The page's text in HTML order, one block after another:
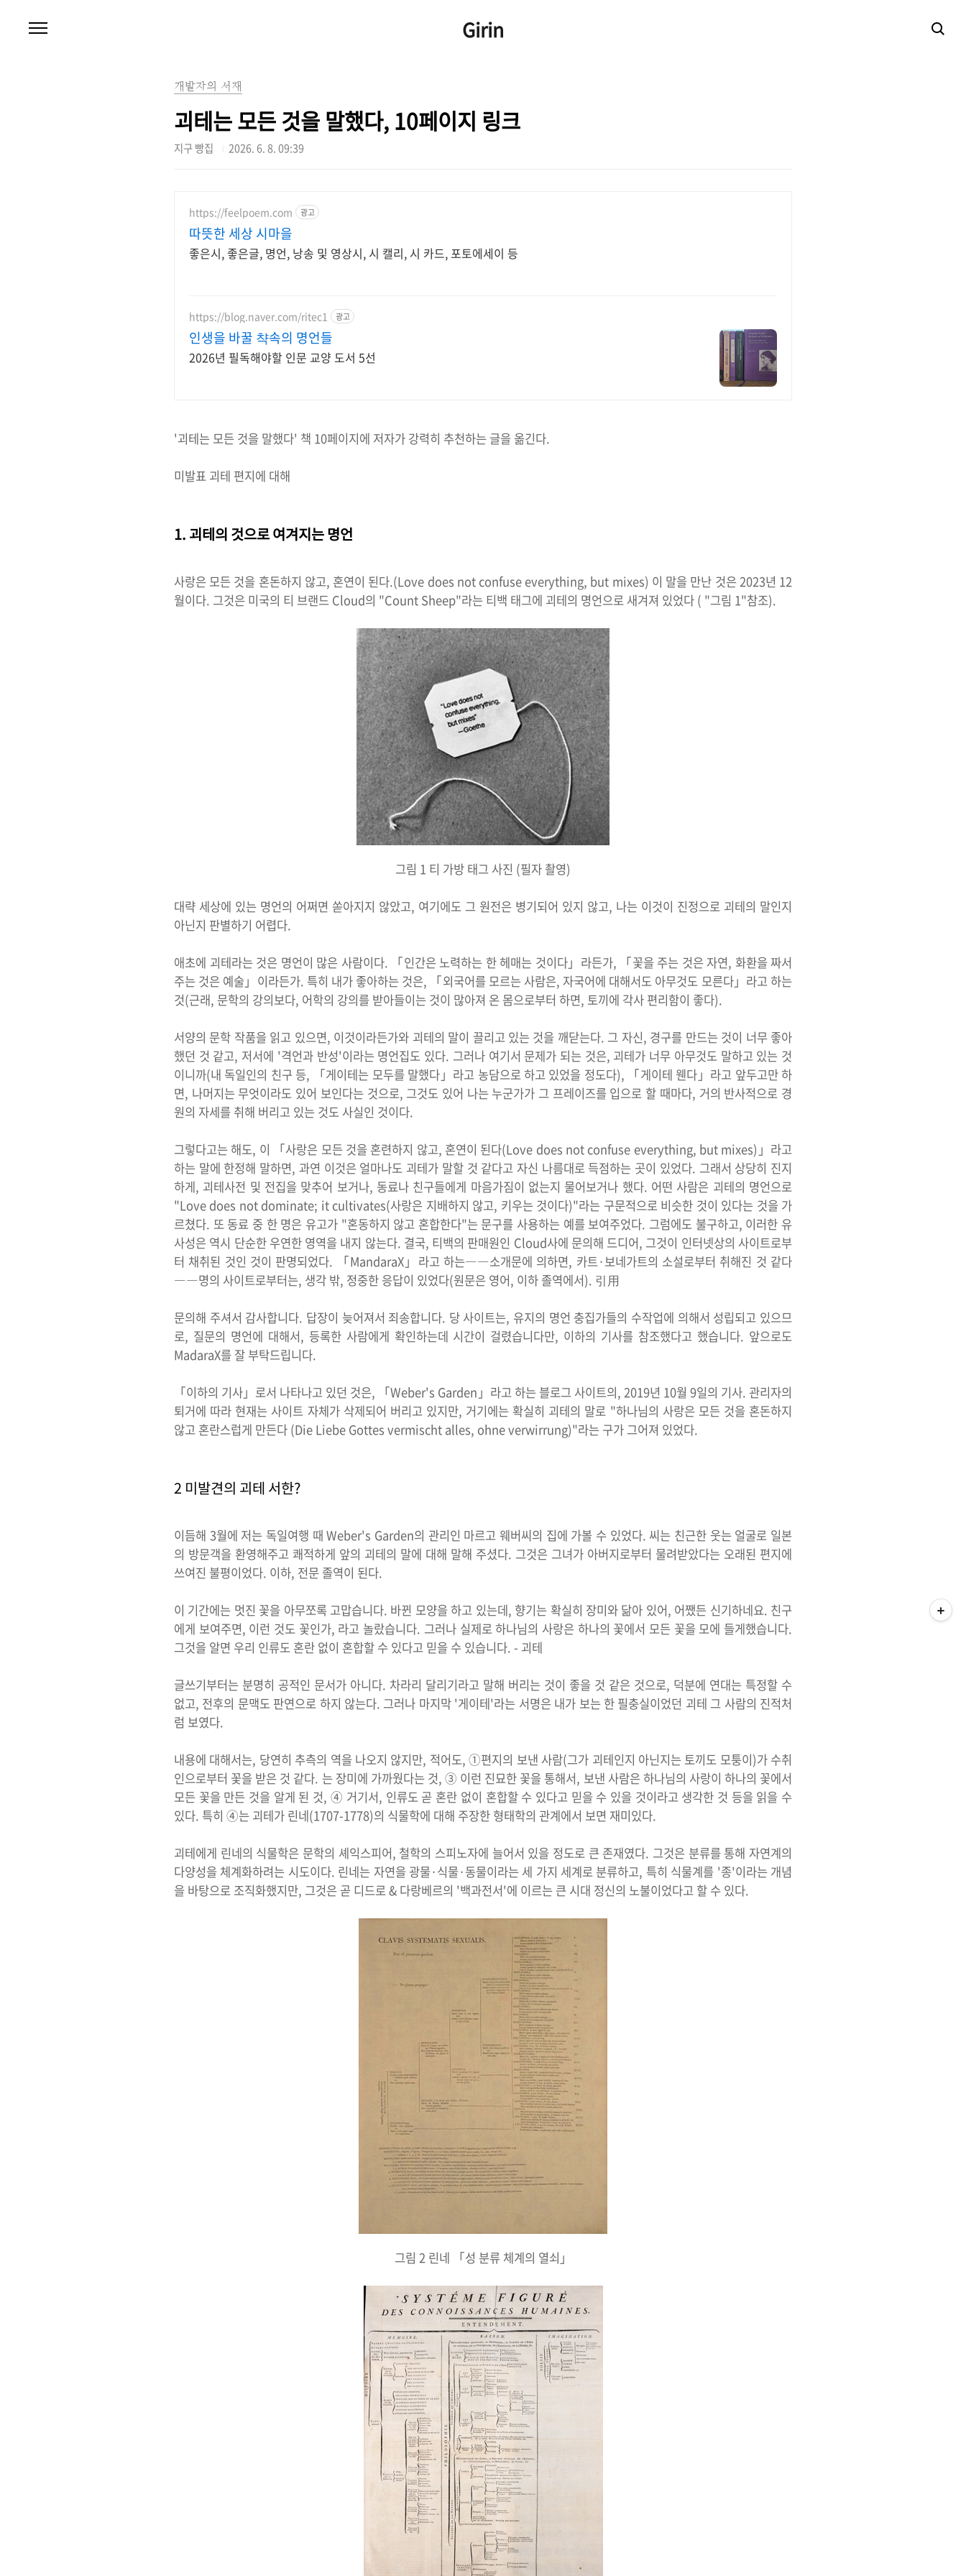
Girin
개발자의 서재
괴테는 모든 것을 말했다, 10페이지 링크
지구 빵집 2026. 6. 8. 09:39
https://feelpoem.com 광고
따뜻한 세상 시마을
좋은시, 좋은글, 명언, 낭송 및 영상시, 시 캘리, 시 카드, 포토에세이 등
https://blog.naver.com/ritec1 광고
인생을 바꿀 챡속의 명언들
2026년 필독해야할 인문 교양 도서 5선
'괴테는 모든 것을 말했다' 책 10페이지에 저자가 강력히 추천하는 글을 옮긴다.
미발표 괴테 편지에 대해
1. 괴테의 것으로 여겨지는 명언
사랑은 모든 것을 혼돈하지 않고, 혼연이 된다.(Love does not confuse everything, but mixes) 이 말을 만난 것은 2023년 12
월이다. 그것은 미국의 티 브랜드 Cloud의 "Count Sheep"라는 티백 태그에 괴테의 명언으로 새겨져 있었다 ( "그림 1"참조).
그림 1 티 가방 태그 사진 (필자 촬영)
대략 세상에 있는 명언의 어쩌면 쏟아지지 않았고, 여기에도 그 원전은 병기되어 있지 않고, 나는 이것이 진정으로 괴테의 말인지
아닌지 판별하기 어렵다.
애초에 괴테라는 것은 명언이 많은 사람이다. 「인간은 노력하는 한 헤매는 것이다」라든가, 「꽃을 주는 것은 자연, 화환을 짜서
주는 것은 예술」이라든가. 특히 내가 좋아하는 것은, 「외국어를 모르는 사람은, 자국어에 대해서도 아무것도 모른다」라고 하는
것(근래, 문학의 강의보다, 어학의 강의를 받아들이는 것이 많아져 온 몸으로부터 하면, 토끼에 각사 편리함이 좋다).
서양의 문학 작품을 읽고 있으면, 이것이라든가와 괴테의 말이 끌리고 있는 것을 깨닫는다. 그 자신, 경구를 만드는 것이 너무 좋아
했던 것 같고, 저서에 '격언과 반성'이라는 명언집도 있다. 그러나 여기서 문제가 되는 것은, 괴테가 너무 아무것도 말하고 있는 것
이니까(내 독일인의 친구 등, 「게이테는 모두를 말했다」라고 농담으로 하고 있었을 정도다), 「게이테 웬다」라고 앞두고만 하
면, 나머지는 무엇이라도 있어 보인다는 것으로, 그것도 있어 나는 누군가가 그 프레이즈를 입으로 할 때마다, 거의 반사적으로 경
원의 자세를 취해 버리고 있는 것도 사실인 것이다.
그렇다고는 해도, 이 「사랑은 모든 것을 혼련하지 않고, 혼연이 된다(Love does not confuse everything, but mixes)」라고
하는 말에 한정해 말하면, 과연 이것은 얼마나도 괴테가 말할 것 같다고 자신 나름대로 득점하는 곳이 있었다. 그래서 상당히 진지
하게, 괴테사전 및 전집을 맞추어 보거나, 동료나 친구들에게 마음가짐이 없는지 물어보거나 했다. 어떤 사람은 괴테의 명언으로
"Love does not dominate; it cultivates(사랑은 지배하지 않고, 키우는 것이다)"라는 구문적으로 비슷한 것이 있다는 것을 가
르쳤다. 또 동료 중 한 명은 유고가 "혼동하지 않고 혼합한다"는 문구를 사용하는 예를 보여주었다. 그럼에도 불구하고, 이러한 유
사성은 역시 단순한 우연한 영역을 내지 않는다. 결국, 티백의 판매원인 Cloud사에 문의해 드디어, 그것이 인터넷상의 사이트로부
터 채취된 것인 것이 판명되었다. 「MandaraX」라고 하는――소개문에 의하면, 카트·보네가트의 소설로부터 취해진 것 같다
――명의 사이트로부터는, 생각 밖, 정중한 응답이 있었다(원문은 영어, 이하 졸역에서). 引用
문의해 주셔서 감사합니다. 답장이 늦어져서 죄송합니다. 당 사이트는, 유지의 명언 충집가들의 수작업에 의해서 성립되고 있으므
로, 질문의 명언에 대해서, 등록한 사람에게 확인하는데 시간이 걸렸습니다만, 이하의 기사를 참조했다고 했습니다. 앞으로도
MadaraX를 잘 부탁드립니다.
「이하의 기사」로서 나타나고 있던 것은, 「Weber's Garden」라고 하는 블로그 사이트의, 2019년 10월 9일의 기사. 관리자의
퇴거에 따라 현재는 사이트 자체가 삭제되어 버리고 있지만, 거기에는 확실히 괴테의 말로 "하나님의 사랑은 모든 것을 혼돈하지
않고 혼란스럽게 만든다 (Die Liebe Gottes vermischt alles, ohne verwirrung)"라는 구가 그어져 있었다.
2 미발견의 괴테 서한?
이듬해 3월에 저는 독일여행 때 Weber's Garden의 관리인 마르고 웨버씨의 집에 가볼 수 있었다. 씨는 친근한 웃는 얼굴로 일본
의 방문객을 환영해주고 쾌적하게 앞의 괴테의 말에 대해 말해 주셨다. 그것은 그녀가 아버지로부터 물려받았다는 오래된 편지에
쓰여진 불평이었다. 이하, 전문 졸역이 된다.
이 기간에는 멋진 꽃을 아무쪼록 고맙습니다. 바뀐 모양을 하고 있는데, 향기는 확실히 장미와 닮아 있어, 어쨌든 신기하네요. 친구
에게 보여주면, 이런 것도 꽃인가, 라고 놀랐습니다. 그러나 실제로 하나님의 사랑은 하나의 꽃에서 모든 꽃을 모에 들게했습니다.
그것을 알면 우리 인류도 혼란 없이 혼합할 수 있다고 믿을 수 있습니다. - 괴테
글쓰기부터는 분명히 공적인 문서가 아니다. 차라리 달리기라고 말해 버리는 것이 좋을 것 같은 것으로, 덕분에 연대는 특정할 수
없고, 전후의 문맥도 판연으로 하지 않는다. 그러나 마지막 '게이테'라는 서명은 내가 보는 한 필충실이었던 괴테 그 사람의 진적처
럼 보였다.
내용에 대해서는, 당연히 추측의 역을 나오지 않지만, 적어도, ①편지의 보낸 사람(그가 괴테인지 아닌지는 토끼도 모퉁이)가 수취
인으로부터 꽃을 받은 것 같다. 는 장미에 가까웠다는 것, ③ 이런 진묘한 꽃을 통해서, 보낸 사람은 하나님의 사랑이 하나의 꽃에서
모든 꽃을 만든 것을 알게 된 것, ④ 거기서, 인류도 곧 혼란 없이 혼합할 수 있다고 믿을 수 있을 것이라고 생각한 것 등을 읽을 수
있다. 특히 ④는 괴테가 린네(1707-1778)의 식물학에 대해 주장한 형태학의 관계에서 보면 재미있다.
괴테에게 린네의 식물학은 문학의 셰익스피어, 철학의 스피노자에 늘어서 있을 정도로 큰 존재였다. 그것은 분류를 통해 자연계의
다양성을 체계화하려는 시도이다. 린네는 자연을 광물·식물·동물이라는 세 가지 세계로 분류하고, 특히 식물계를 '종'이라는 개념
을 바탕으로 조직화했지만, 그것은 곧 디드로 & 다랑베르의 '백과전서'에 이르는 큰 시대 정신의 노불이었다고 할 수 있다.
그림 2 린네 「성 분류 체계의 열쇠」